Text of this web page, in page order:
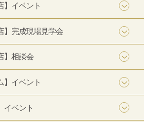
】イベント
】完成現場見学会
】相談会
】イベント
イベント